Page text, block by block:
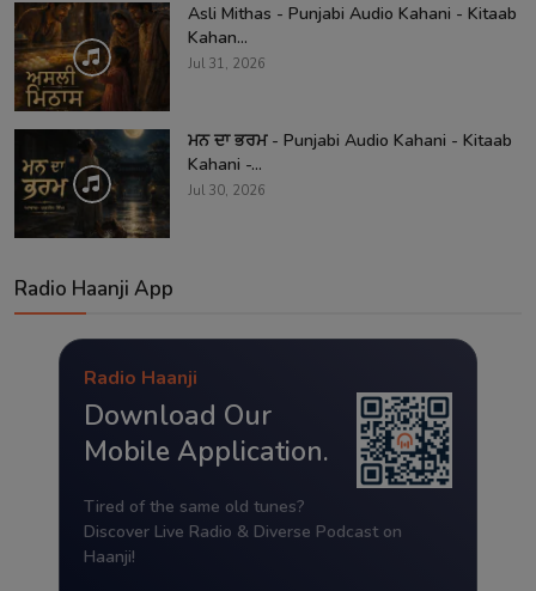
Asli Mithas - Punjabi Audio Kahani - Kitaab
Kahan...
Jul 31, 2026
ਮਨ ਦਾ ਭਰਮ - Punjabi Audio Kahani - Kitaab
Kahani -...
Jul 30, 2026
Radio Haanji App
Radio Haanji
Download Our
Mobile Application.
Tired of the same old tunes?
Discover Live Radio & Diverse Podcast on
Haanji!